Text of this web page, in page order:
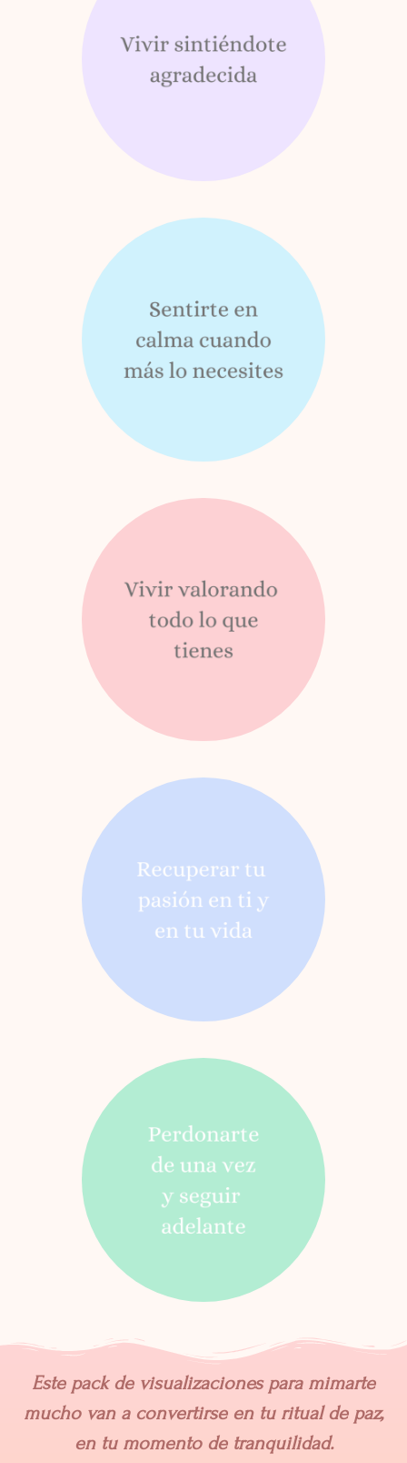
Este pack de visualizaciones para mimarte
mucho van a convertirse en tu ritual de paz,
en tu momento de tranquilidad.